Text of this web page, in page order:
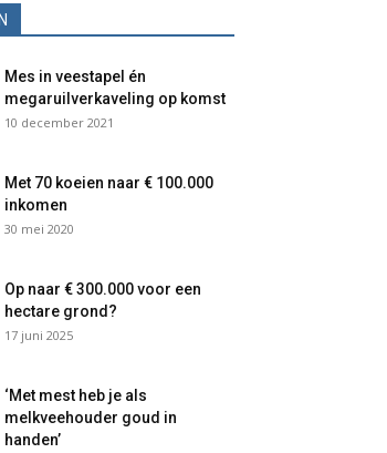
Mes in veestapel én
megaruilverkaveling op komst
10 december 2021
Met 70 koeien naar € 100.000
inkomen
30 mei 2020
Op naar € 300.000 voor een
hectare grond?
17 juni 2025
‘Met mest heb je als
melkveehouder goud in
handen’